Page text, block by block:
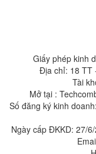
Giấy phép kinh
Địa chỉ: 18 TT
Tài
Mở tại :
Số đăng ký kinh
Ngày cấp ĐKKD: 27/